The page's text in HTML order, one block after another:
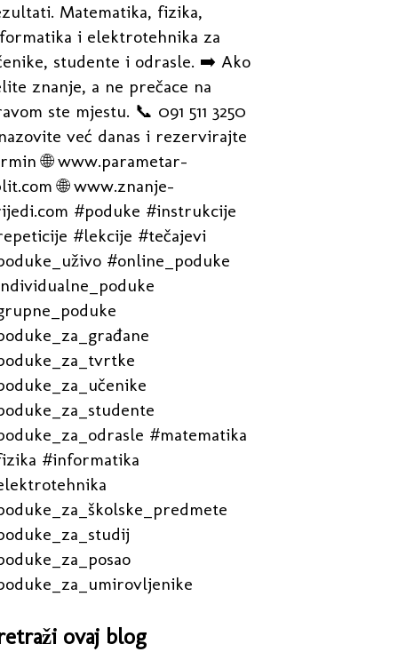
Matematika, fizika,
i elektrotehnika za
studente i odrasle. ➡️ Ako
znanje, a ne prečace na
ste mjestu. 📞 091 511 3250
već danas i rezervirajte
🌐 www.parametar-
🌐 www.znanje-
#poduke #instrukcije
#lekcije #tečajevi
#online_poduke
#matematika
#informatika
ovaj blog